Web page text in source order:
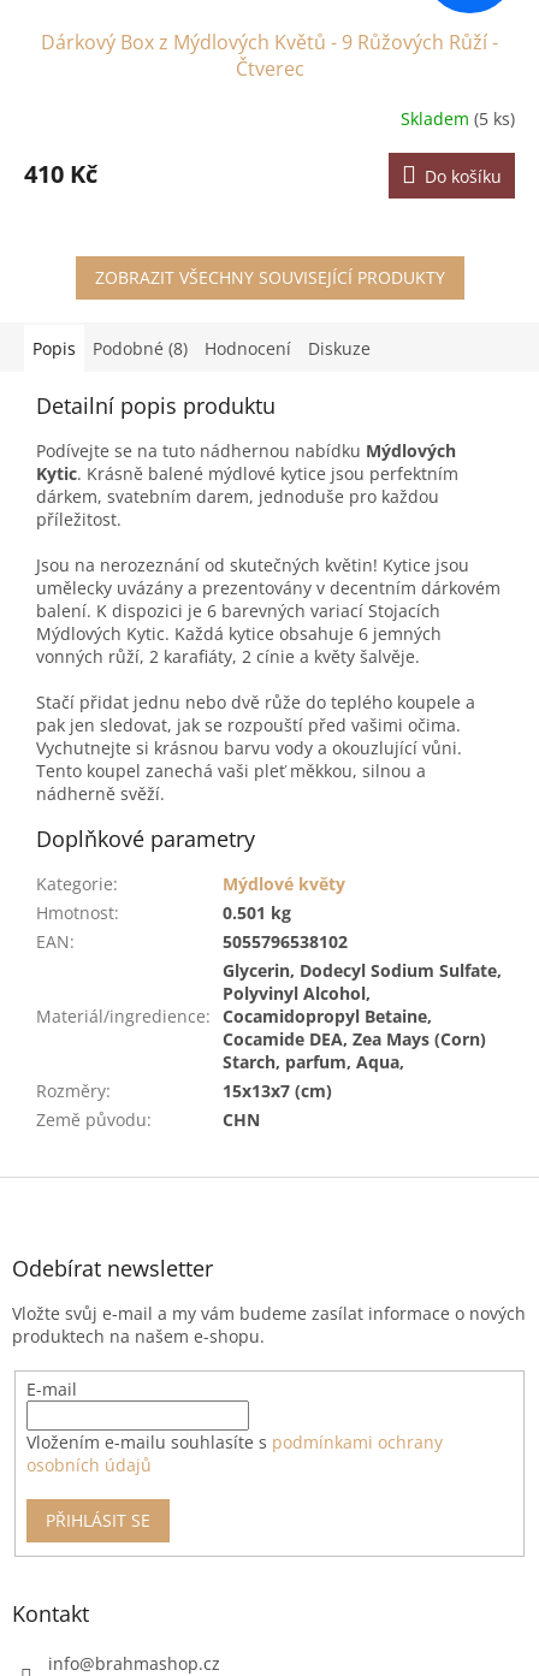
Dárkový Box z Mýdlových Květů - 9 Růžových Růží -
Čtverec
Skladem (5 ks)
410 Kč Do košíku
ZOBRAZIT VŠECHNY SOUVISEJÍCÍ PRODUKTY
Popis Podobné (8) Hodnocení Diskuze
Detailní popis produktu
Podívejte se na tuto nádhernou nabídku Mýdlových
Kytic. Krásně balené mýdlové kytice jsou perfektním
dárkem, svatebním darem, jednoduše pro každou
příležitost.
Jsou na nerozeznání od skutečných květin! Kytice jsou
umělecky uvázány a prezentovány v decentním dárkovém
balení. K dispozici je 6 barevných variací Stojacích
Mýdlových Kytic. Každá kytice obsahuje 6 jemných
vonných růží, 2 karafiáty, 2 cínie a květy šalvěje.
Stačí přidat jednu nebo dvě růže do teplého koupele a
pak jen sledovat, jak se rozpouští před vašimi očima.
Vychutnejte si krásnou barvu vody a okouzlující vůni.
Tento koupel zanechá vaši pleť měkkou, silnou a
nádherně svěží.
Doplňkové parametry
Kategorie:
Mýdlové květy
Hmotnost:
0.501 kg
EAN: 5055796538102
Materiál/ingredience:
Glycerin, Dodecyl Sodium Sulfate,
Polyvinyl Alcohol,
Cocamidopropyl Betaine,
Cocamide DEA, Zea Mays (Corn)
Starch, parfum, Aqua,
Rozměry:
15x13x7 (cm)
Země původu: CHN
Z
Odebírat newsletter
Vložte svůj e-mail a my vám budeme zasílat informace o nových
produktech na našem e-shopu.
E-mail
Vložením e-mailu souhlasíte s podmínkami ochrany
osobních údajů
PŘIHLÁSIT SE
Kontakt
info@brahmashop.cz